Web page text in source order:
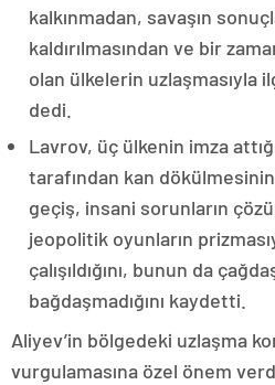
kalkınmadan, savaşın
kaldırılmasından ve bir
olan ülkelerin uzlaşmasıyla
dedi.
Lavrov, üç ülkenin imza
tarafından kan
geçiş, insani sorunların
jeopolitik oyunların
çalışıldığını, bunun da
bağdaşmadığını kaydetti.
Aliyev’in bölgedeki uzlaşma
vurgulamasına özel önem